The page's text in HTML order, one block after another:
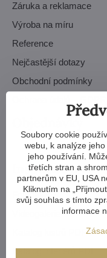
Záruka a reklamace
Výroba na míru
Reference
Nejčastější dotazy
Obchodní podmínky
Inspirace a
Fotogalerie
Katalog lustrů PDF
Katalog interiérů PDF
Soubory cookie
webu, k analýze
jeho používání.
třetích stran a
partnerům v EU, USA
Kliknutím na
svůj souhlas s tímto
informace